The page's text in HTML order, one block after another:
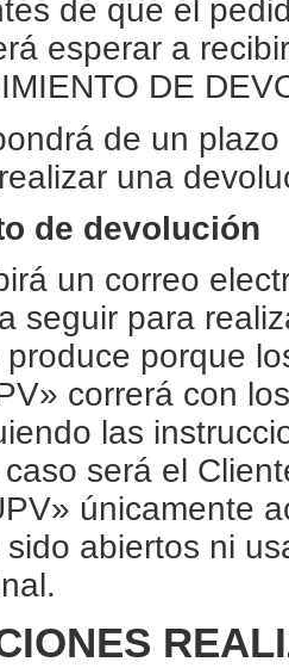
de que el
esperar a
DE
de un
una
de devolución
un correo
seguir para
porque
correrá con
las
será el
únicamente
abiertos ni